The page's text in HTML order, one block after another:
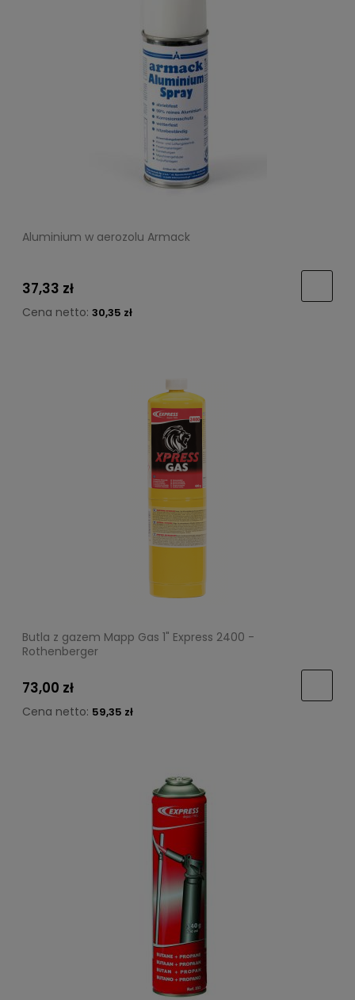
Aluminium w aerozolu Armack
37,33 zł
Cena netto: 30,35 zł
Butla z gazem Mapp Gas 1" Express 2400 -
Rothenberger
73,00 zł
Cena netto: 59,35 zł